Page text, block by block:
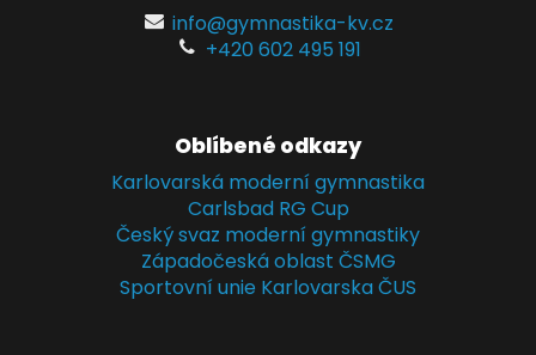
info@gymnastika-kv.cz
+420 602 495 191
Oblíbené odkazy
Karlovarská moderní gymnastika
Carlsbad RG Cup
Český svaz moderní gymnastiky
Západočeská oblast ČSMG
Sportovní unie Karlovarska ČUS